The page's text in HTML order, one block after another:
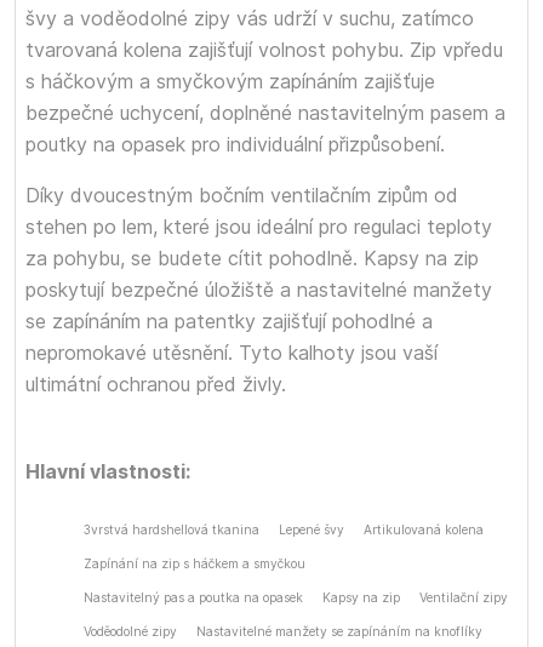
švy a voděodolné zipy vás udrží v suchu, zatímco
tvarovaná kolena zajišťují volnost pohybu. Zip vpředu
s háčkovým a smyčkovým zapínáním zajišťuje
bezpečné uchycení, doplněné nastavitelným pasem a
poutky na opasek pro individuální přizpůsobení.
Díky dvoucestným bočním ventilačním zipům od
stehen po lem, které jsou ideální pro regulaci teploty
za pohybu, se budete cítit pohodlně. Kapsy na zip
poskytují bezpečné úložiště a nastavitelné manžety
se zapínáním na patentky zajišťují pohodlné a
nepromokavé utěsnění. Tyto kalhoty jsou vaší
ultimátní ochranou před živly.
Hlavní vlastnosti:
3vrstvá hardshellová tkanina Lepené švy Artikulovaná kolena
Zapínání na zip s háčkem a smyčkou
Nastavitelný pas a poutka na opasek Kapsy na zip Ventilační zipy
Voděodolné zipy Nastavitelné manžety se zapínáním na knoflíky